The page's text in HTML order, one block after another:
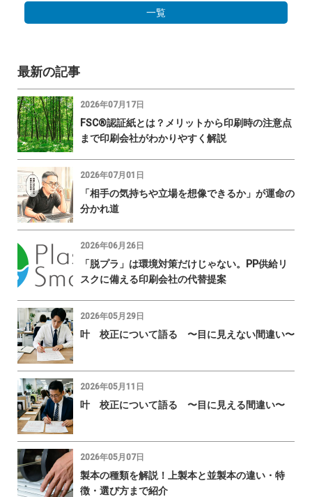
一覧
最新の記事
2026年07月17日
FSC®認証紙とは？メリットから印刷時の注意点
まで印刷会社がわかりやすく解説
2026年07月01日
「相手の気持ちや立場を想像できるか」が運命の
分かれ道
2026年06月26日
「脱プラ」は環境対策だけじゃない。PP供給リ
スクに備える印刷会社の代替提案
2026年05月29日
叶 校正について語る 〜目に見えない間違い〜
2026年05月11日
叶 校正について語る 〜目に見える間違い〜
2026年05月07日
製本の種類を解説！上製本と並製本の違い・特
徴・選び方まで紹介